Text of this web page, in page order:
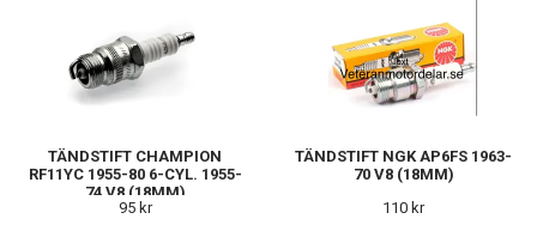
TÄNDSTIFT CHAMPION
RF11YC 1955-80 6-CYL. 1955-
74 V8 (18MM)
95 kr
TÄNDSTIFT NGK AP6FS 1963-
70 V8 (18MM)
110 kr